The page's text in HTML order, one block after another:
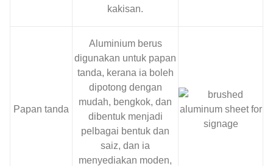
kakisan.
Papan tanda
Aluminium berus
digunakan untuk papan
tanda, kerana ia boleh
dipotong dengan
mudah, bengkok, dan
dibentuk menjadi
pelbagai bentuk dan
saiz, dan ia
menyediakan moden,